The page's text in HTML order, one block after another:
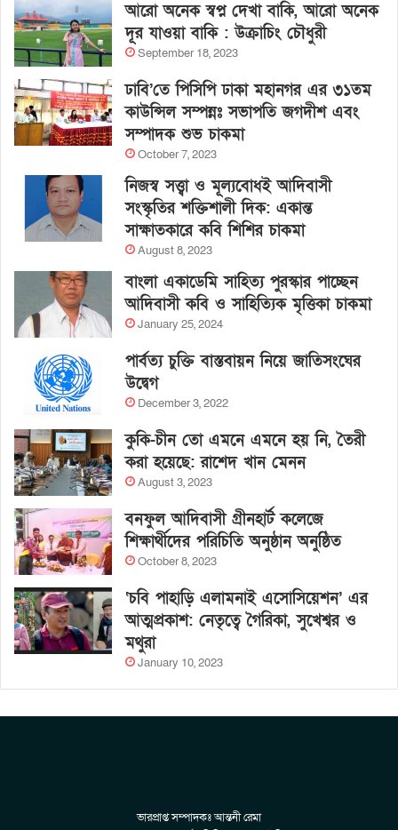
আরো অনেক স্বপ্ন দেখা বাকি, আরো অনেক
দূর যাওয়া বাকি : উক্রাচিং চৌধুরী
September 18, 2023
ঢাবি’তে পিসিপি ঢাকা মহানগর এর ৩১তম
কাউন্সিল সম্পন্নঃ সভাপতি জগদীশ এবং
সম্পাদক শুভ চাকমা
October 7, 2023
নিজস্ব সত্ত্বা ও মূল্যবোধই আদিবাসী
সংস্কৃতির শক্তিশালী দিক: একান্ত
সাক্ষাতকারে কবি শিশির চাকমা
August 8, 2023
বাংলা একাডেমি সাহিত্য পুরস্কার পাচ্ছেন
আদিবাসী কবি ও সাহিত্যিক মৃত্তিকা চাকমা
January 25, 2024
পার্বত্য চুক্তি বাস্তবায়ন নিয়ে জাতিসংঘের
উদ্বেগ
December 3, 2022
কুকি-চীন তো এমনে এমনে হয় নি, তৈরী
করা হয়েছে: রাশেদ খান মেনন
August 3, 2023
বনফুল আদিবাসী গ্রীনহার্ট কলেজে
শিক্ষার্থীদের পরিচিতি অনুষ্ঠান অনুষ্ঠিত
October 8, 2023
‘চবি পাহাড়ি এলামনাই এসোসিয়েশন’ এর
আত্মপ্রকাশ: নেতৃত্বে গৈরিকা, সুখেশ্বর ও
মথুরা
January 10, 2023
ভারপ্রাপ্ত সম্পাদকঃ আন্তনী রেমা